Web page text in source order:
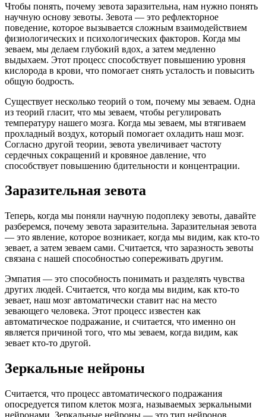
Чтобы понять, почему зевота заразительна, нам нужно понять
научную основу зевоты. Зевота — это рефлекторное
поведение, которое вызывается сложным взаимодействием
физиологических и психологических факторов. Когда мы
зеваем, мы делаем глубокий вдох, а затем медленно
выдыхаем. Этот процесс способствует повышению уровня
кислорода в крови, что помогает снять усталость и повысить
общую бодрость.
Существует несколько теорий о том, почему мы зеваем. Одна
из теорий гласит, что мы зеваем, чтобы регулировать
температуру нашего мозга. Когда мы зеваем, мы втягиваем
прохладный воздух, который помогает охладить наш мозг.
Согласно другой теории, зевота увеличивает частоту
сердечных сокращений и кровяное давление, что
способствует повышению бдительности и концентрации.
Заразительная зевота
Теперь, когда мы поняли научную подоплеку зевоты, давайте
разберемся, почему зевота заразительна. Заразительная зевота
— это явление, которое возникает, когда мы видим, как кто-то
зевает, а затем зеваем сами. Считается, что заразность зевоты
связана с нашей способностью сопереживать другим.
Эмпатия — это способность понимать и разделять чувства
других людей. Считается, что когда мы видим, как кто-то
зевает, наш мозг автоматически ставит нас на место
зевающего человека. Этот процесс известен как
автоматическое подражание, и считается, что именно он
является причиной того, что мы зеваем, когда видим, как
зевает кто-то другой.
Зеркальные нейроны
Считается, что процесс автоматического подражания
опосредуется типом клеток мозга, называемых зеркальными